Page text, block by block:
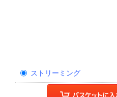
ストリーミング